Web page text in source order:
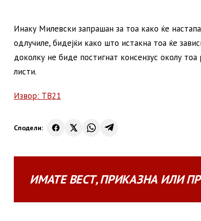
Инаку Милевски запрашан за тоа како ќе
одлучиле, бидејќи како што истакна тоа ќе
доколку не биде постигнат консензус околу
листи.
Извор: ТВ21
Сподели:
ИМАТЕВЕСТ,ПРИКАЗНА ИЛИ